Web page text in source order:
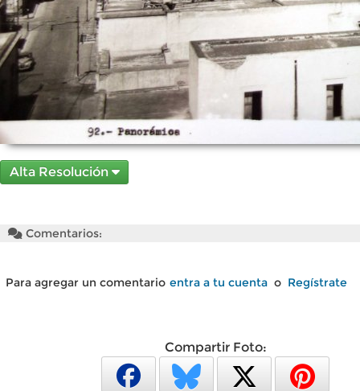
Alta Resolución
Comentarios:
Para agregar un comentario entra a tu cuenta o Regístrate
Compartir Foto: